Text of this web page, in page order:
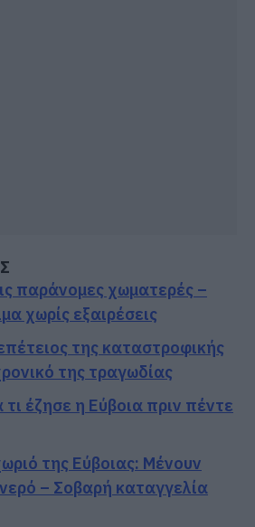
παράνομες χωματερές –
χωρίς εξαιρέσεις
της καταστροφικής
της τραγωδίας
έζησε η Εύβοια πριν πέντε
της Εύβοιας: Μένουν
– Σοβαρή καταγγελία